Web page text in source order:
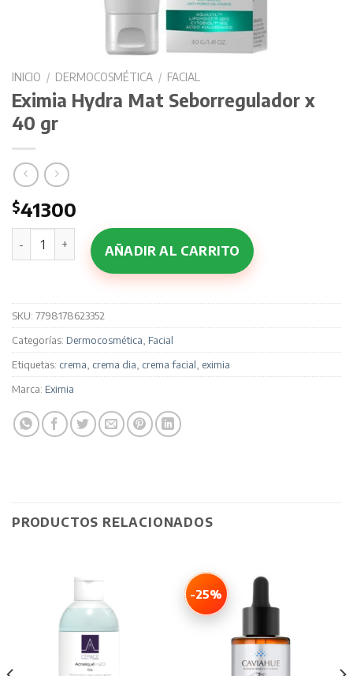
INICIO / DERMOCOSMÉTICA / FACIAL
Eximia Hydra Mat Seborregulador x
40 gr
$41300
Eximia Hydra Mat Seborregulador x 40 gr cantidad
AÑADIR AL CARRITO
SKU: 7798178623352
Categorías: Dermocosmética, Facial
Etiquetas: crema, crema dia, crema facial, eximia
Marca: Eximia
PRODUCTOS RELACIONADOS
-25%